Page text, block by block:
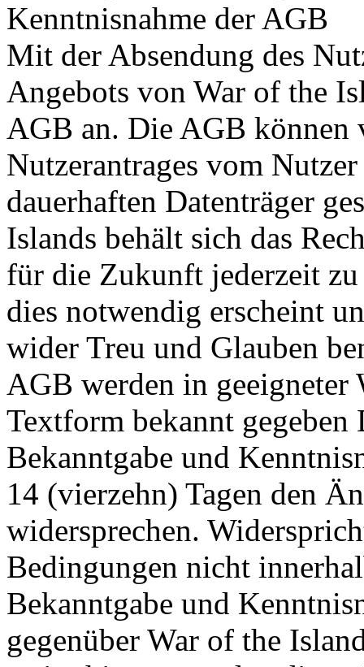
Kenntnisnahme der AGB
Mit der Absendung des
Angebots von War of the
AGB an. Die AGB können
Nutzerantrages vom
dauerhaften Datenträger
Islands behält sich das
für die Zukunft jederzeit zu
dies notwendig erscheint
wider Treu und Glauben
AGB werden in
Textform bekannt gegeben
Bekanntgabe und
14 (vierzehn) Tagen den
widersprechen.
Bedingungen nicht
Bekanntgabe und
gegenüber War of the